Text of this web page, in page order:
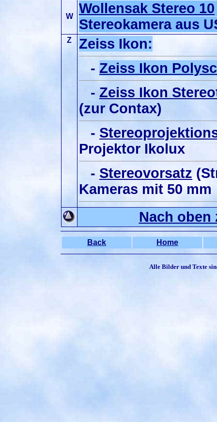
W
Wollensak Stereo 10
Stereokamera aus
Z
Zeiss Ikon:
- Zeiss Ikon
- Zeiss Ikon
(zur Contax)
-
Projektor Ikolux
- Stereovorsatz
Kameras mit 50 mm
Nach oben
Back Home
Alle Bilder und Texte